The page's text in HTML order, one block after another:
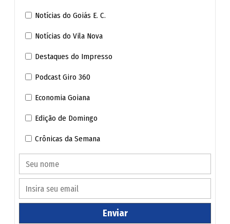
Jovem morre em capotamento na GO-433, em
Nerópolis
Notícias do Goiás E. C.
Notícias do Vila Nova
Destaques do Impresso
Podcast Giro 360
Economia Goiana
Edição de Domingo
Crônicas da Semana
Enviar